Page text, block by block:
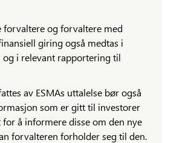
forvaltere og forvaltere med
giring også medtas i
og i relevant rapportering til
av ESMAs uttalelse bør også
som er gitt til investorer
å informere disse om den nye
forvalteren forholder seg til den.